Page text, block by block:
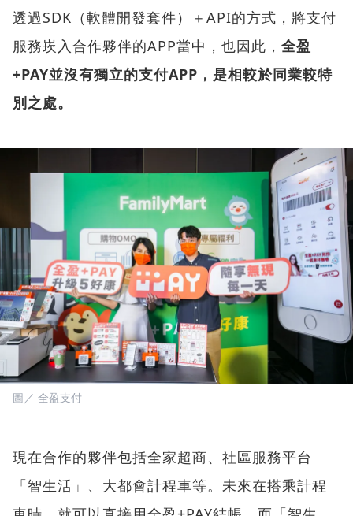
透過SDK（軟體開發套件）＋API的方式，將支付
服務崁入合作夥伴的APP當中，也因此， 全盈
+PAY並沒有獨立的支付APP，是相較於同業較特
別之處。
圖／ 全盈支付
現在合作的夥伴包括全家超商、社區服務平台
「智生活」、大都會計程車等。未來在搭乘計程